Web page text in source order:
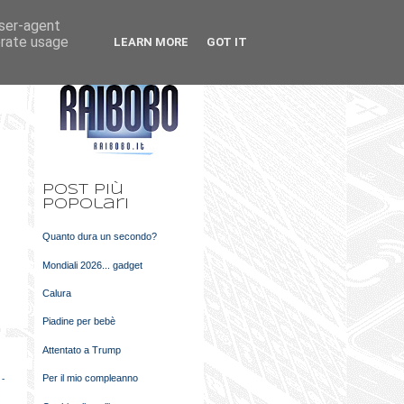
-
Post più
popolari
Quanto dura un secondo?
Mondiali 2026... gadget
Calura
Piadine per bebè
Attentato a Trump
Per il mio compleanno
agent
usage
LEARN MORE GOT IT